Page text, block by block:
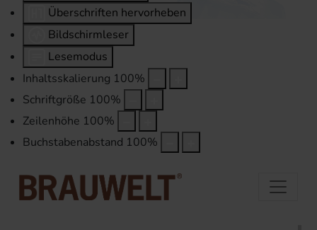
Überschriften hervorheben
Bildschirmleser
Lesemodus
Inhaltsskalierung 100%
Schriftgröße 100%
Zeilenhöhe 100%
Buchstabenabstand 100%